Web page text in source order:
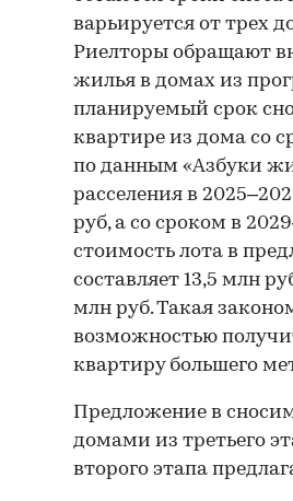
00:00 / 00:00
варьируется от трех
Риелторы обращают
жилья в домах из
планируемый срок
квартире из дома со
по данным «Азбуки
расселения в
руб, а со сроком в
стоимость лота в
составляет 13,5 млн
млн руб. Такая
возможностью
квартиру большего
Предложение в
домами из третьего
второго этапа